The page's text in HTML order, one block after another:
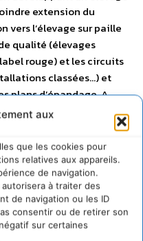
aux
que les cookies pour
relatives aux appareils.
de navigation.
à traiter des
de navigation ou les ID
consentir ou de retirer son
sur certaines
extension du
vers l’élevage sur paille
qualité (élevages
rouge) et les circuits
classées…) et
plans d’épandage. A
soja pour
tendent le modèle hors-
cause. Pesticides–
notamment
agricoles et les abeilles.
de 50% de l’usage des
des acteurs doit être
mais aussi les